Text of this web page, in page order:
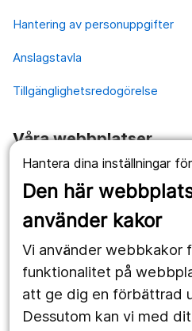
Hantera dina inställningar
Den här
använder kakor
Vi använder webbkakor
funktionalitet på
att ge dig en förbättrad
Dessutom kan vi med
Hantering av personuppgifter
Anslagstavla
Tillgänglighetsredogörelse
Våra webbplatser
1177.se
Länstrafiken
Utveckling
Följ oss